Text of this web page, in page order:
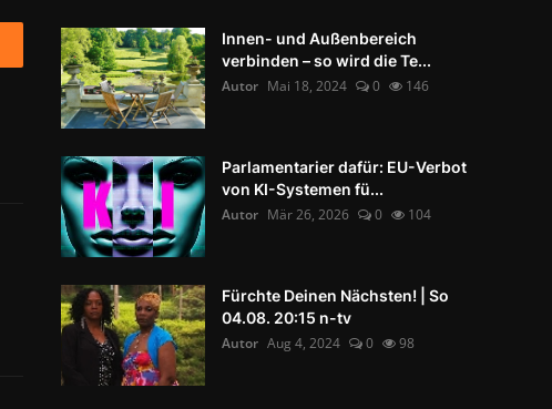
Innen- und Außenbereich
verbinden – so wird die Te...
Autor Mai 18, 2024 0 146
Parlamentarier dafür: EU-Verbot
von KI-Systemen fü...
Autor Mär 26, 2026 0 104
Fürchte Deinen Nächsten! | So
04.08. 20:15 n-tv
Autor Aug 4, 2024 0 98